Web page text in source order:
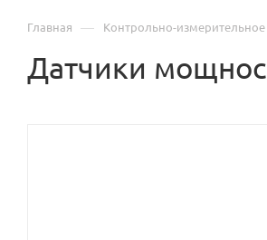
Главная — Контрольно-
Датчики